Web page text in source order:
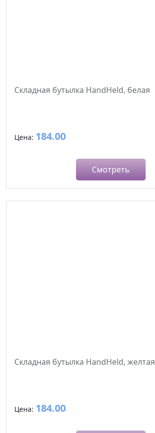
Складная бутылка HandHeld, белая
Цена: 184.00
Смотреть
Складная бутылка HandHeld, желтая
Цена: 184.00